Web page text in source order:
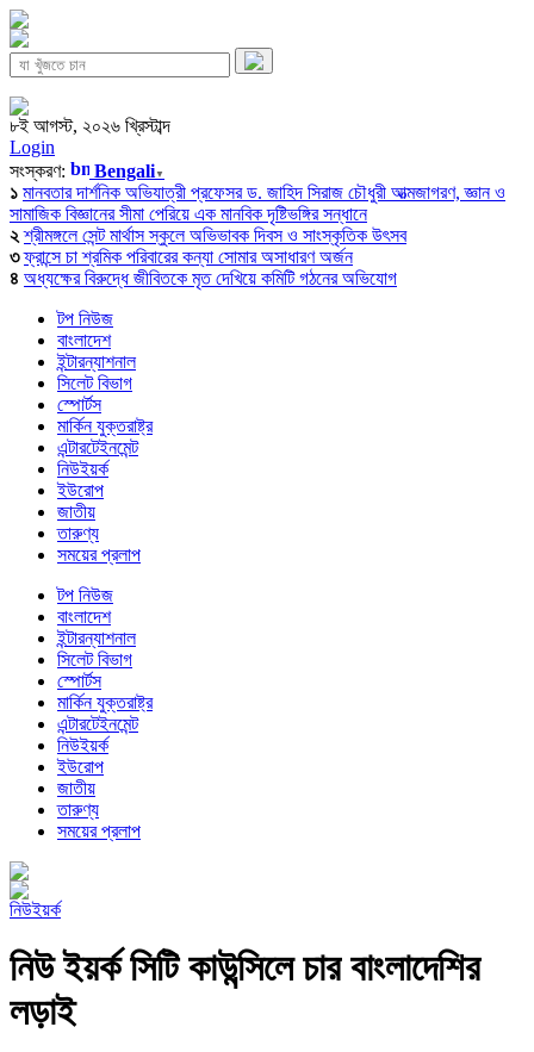
৮ই আগস্ট, ২০২৬ খ্রিস্টাব্দ
Login
সংস্করণ:
Bengali▼
১ মানবতার দার্শনিক অভিযাত্রী প্রফেসর ড. জাহিদ সিরাজ চৌধুরী আত্মজাগরণ, জ্ঞান ও
সামাজিক বিজ্ঞানের সীমা পেরিয়ে এক মানবিক দৃষ্টিভঙ্গির সন্ধানে
২ শ্রীমঙ্গলে সেন্ট মার্থাস স্কুলে অভিভাবক দিবস ও সাংস্কৃতিক উৎসব
৩ ফ্রান্সে চা শ্রমিক পরিবারের কন্যা সোমার অসাধারণ অর্জন
৪ অধ্যক্ষের বিরুদ্ধে জীবিতকে মৃত দেখিয়ে কমিটি গঠনের অভিযোগ
টপ নিউজ
বাংলাদেশ
ইন্টারন্যাশনাল
সিলেট বিভাগ
স্পোর্টস
মার্কিন যুক্তরাষ্ট্র
এন্টারটেইনমেন্ট
নিউইয়র্ক
ইউরোপ
জাতীয়
তারুণ্য
সময়ের প্রলাপ
টপ নিউজ
বাংলাদেশ
ইন্টারন্যাশনাল
সিলেট বিভাগ
স্পোর্টস
মার্কিন যুক্তরাষ্ট্র
এন্টারটেইনমেন্ট
নিউইয়র্ক
ইউরোপ
জাতীয়
তারুণ্য
সময়ের প্রলাপ
নিউইয়র্ক
নিউ ইয়র্ক সিটি কাউন্সিলে চার বাংলাদেশির
লড়াই